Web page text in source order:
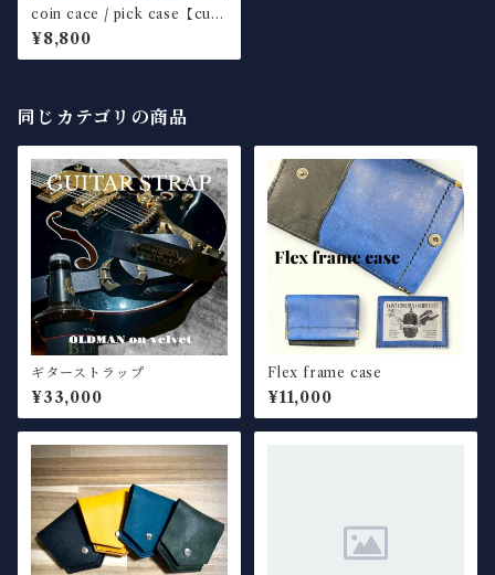
coin cace / pick case【cust
om color】
¥8,800
同じカテゴリの商品
ギターストラップ
¥33,000
Flex frame case
¥11,000